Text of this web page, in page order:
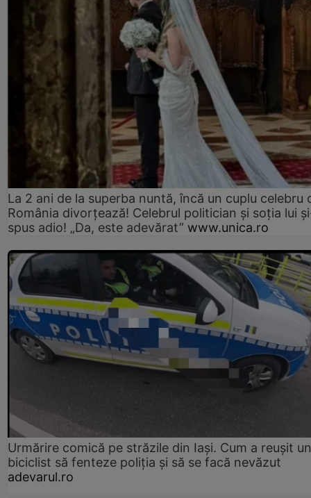
La 2 ani de la superba nuntă, încă un cuplu celebru
România divorțează! Celebrul politician și soția lui
spus adio! „Da, este adevărat” www.unica.ro
Urmărire comică pe străzile din Iași. Cum a reușit un
biciclist să fenteze poliția și să se facă nevăzut
adevarul.ro